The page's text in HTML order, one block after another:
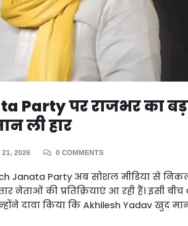
Party पर राजभर का
ली हार
21, 2026 0 COMMENTS
Janata Party अब सोशल मीडिया से
नेताओं की प्रतिक्रियाएं आ रही हैं। इसी
दावा किया कि Akhilesh Yadav खुद